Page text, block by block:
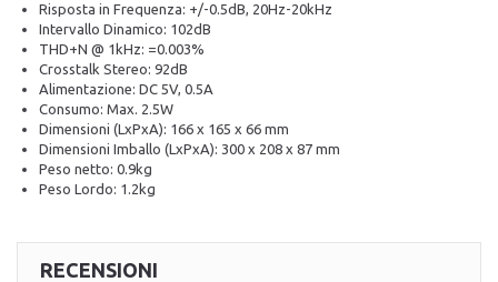
Risposta in Frequenza: +/-0.5dB, 20Hz-20kHz
Intervallo Dinamico: 102dB
THD+N @ 1kHz: =0.003%
Crosstalk Stereo: 92dB
Alimentazione: DC 5V, 0.5A
Consumo: Max. 2.5W
Dimensioni (LxPxA): 166 x 165 x 66 mm
Dimensioni Imballo (LxPxA): 300 x 208 x 87 mm
Peso netto: 0.9kg
Peso Lordo: 1.2kg
RECENSIONI